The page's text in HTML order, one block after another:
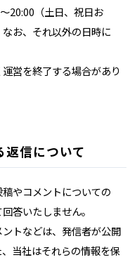
20:00（土日、祝日お
お、それ以外の日時に
営を終了する場合があり
信について
やコメントについての
答いたしません。
トなどは、発信者が公開
当社はそれらの情報を保